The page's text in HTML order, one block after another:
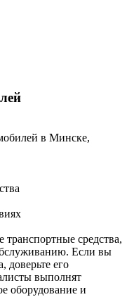
в Минске,
средства,
Если вы
доверьте его
выполнят
оборудование и